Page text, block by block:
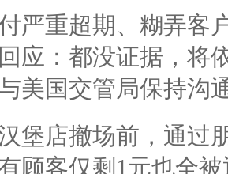
严重超期、糊弄客
应：都没证据，将
美国交管局保持沟
堡店撤场前，通过
顾客仅剩1元也全